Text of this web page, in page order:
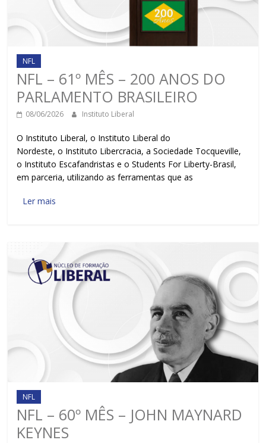
NFL
NFL – 61º MÊS – 200 ANOS DO
PARLAMENTO BRASILEIRO
08/06/2026 Instituto Liberal
O Instituto Liberal, o Instituto Liberal do
Nordeste, o Instituto Libercracia, a Sociedade Tocqueville,
o Instituto Escafandristas e o Students For Liberty-Brasil,
em parceria, utilizando as ferramentas que as
Ler mais
NFL
NFL – 60º MÊS – JOHN MAYNARD
KEYNES